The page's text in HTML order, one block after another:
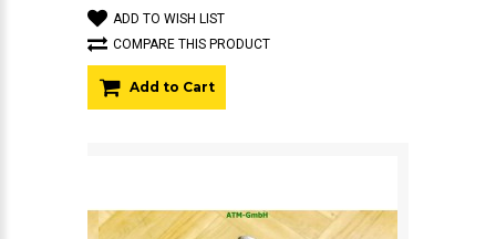
ADD TO WISH LIST
COMPARE THIS PRODUCT
Add to Cart